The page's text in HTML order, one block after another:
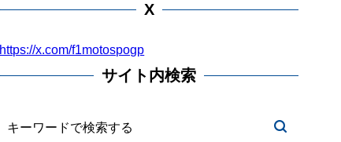
X
https://x.com/f1motospogp
サイト内検索